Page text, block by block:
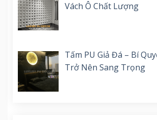
Vách Ô Chất Lượng
Tấm PU Giả Đá – Bí
Trở Nên Sang Trọng